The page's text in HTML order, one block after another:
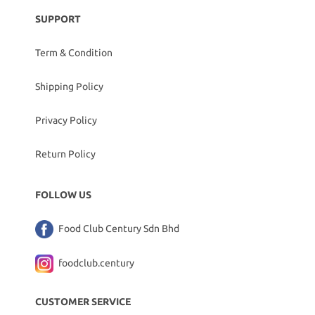
SUPPORT
Term & Condition
Shipping Policy
Privacy Policy
Return Policy
FOLLOW US
Food Club Century Sdn Bhd
foodclub.century
CUSTOMER SERVICE